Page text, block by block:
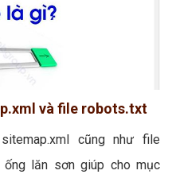
và file robots.txt
cũng như file
lăn sơn giúp cho mục